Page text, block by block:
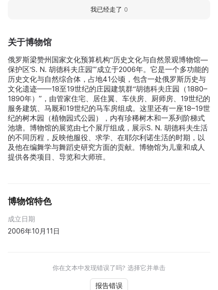
关于博物馆
俄罗斯梁赞州国家文化预算机构“历史文化与自然景观博物馆—
保护区‘S. N. 胡德科夫庄园’”成立于2006年。它是一个多功能的
历史文化与自然综合体，占地41公顷，包含一处俄罗斯历史与
文化遗迹——18至19世纪的庄园建筑群“胡德科夫庄园（1880–
1890年）”，由管家住宅、居住翼、车伕房、厨师房、19世纪的
服务建筑、马厩和19世纪的马车房组成。这里还有一座18–19世
纪的树木园（植物园式公园），内有珍稀树木和一系列阶梯式
池塘。博物馆的展览由七个展厅组成，展示S. N. 胡德科夫生活
的不同历程，反映他服役、求学、在耶尔利诺生活的时期，以
及他在编舞学与舞蹈史研究方面的贡献。博物馆为儿童和成人
提供各类项目、导览和大师班。
博物馆特色
成立日期
2006年10月11日
你在文本中发现错误了吗? 选择它并单击
报告错误
我已经走了 0